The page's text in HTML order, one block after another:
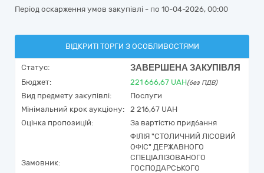
Період оскарження умов закупівлі - по 10-04-2026, 00:00
ВІДКРИТІ ТОРГИ З ОСОБЛИВОСТЯМИ
Статус: ЗАВЕРШЕНА ЗАКУПІВЛЯ
Бюджет: 221 666,67 UAH(без ПДВ)
Вид предмету закупівлі:
Послуги
Мінімальний крок аукціону:
2 216,67 UAH
Оцінка пропозицій:
За вартістю придбання
Замовник:
ФІЛІЯ "СТОЛИЧНИЙ ЛІСОВИЙ
ОФІС" ДЕРЖАВНОГО
СПЕЦІАЛІЗОВАНОГО
ГОСПОДАРСЬКОГО